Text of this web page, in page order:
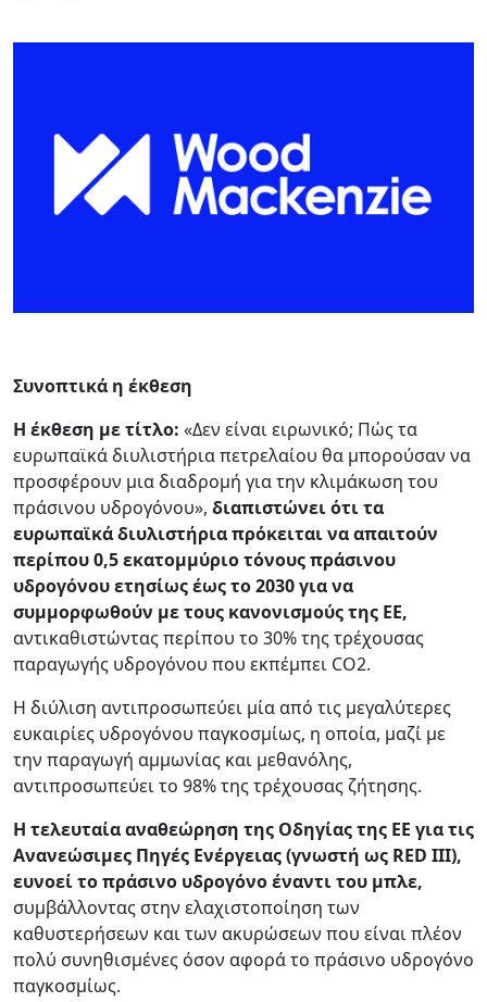
Συνοπτικά η έκθεση
Η έκθεση με τίτλο: «Δεν είναι ειρωνικό; Πώς τα
ευρωπαϊκά διυλιστήρια πετρελαίου θα μπορούσαν να
προσφέρουν μια διαδρομή για την κλιμάκωση του
πράσινου υδρογόνου», διαπιστώνει ότι τα
ευρωπαϊκά διυλιστήρια πρόκειται να απαιτούν
περίπου 0,5 εκατομμύριο τόνους πράσινου
υδρογόνου ετησίως έως το 2030 για να
συμμορφωθούν με τους κανονισμούς της ΕΕ,
αντικαθιστώντας περίπου το 30% της τρέχουσας
παραγωγής υδρογόνου που εκπέμπει CO2.
Η διύλιση αντιπροσωπεύει μία από τις μεγαλύτερες
ευκαιρίες υδρογόνου παγκοσμίως, η οποία, μαζί με
την παραγωγή αμμωνίας και μεθανόλης,
αντιπροσωπεύει το 98% της τρέχουσας ζήτησης.
Η τελευταία αναθεώρηση της Οδηγίας της ΕΕ για τις
Ανανεώσιμες Πηγές Ενέργειας (γνωστή ως RED III),
ευνοεί το πράσινο υδρογόνο έναντι του μπλε,
συμβάλλοντας στην ελαχιστοποίηση των
καθυστερήσεων και των ακυρώσεων που είναι πλέον
πολύ συνηθισμένες όσον αφορά το πράσινο υδρογόνο
παγκοσμίως.